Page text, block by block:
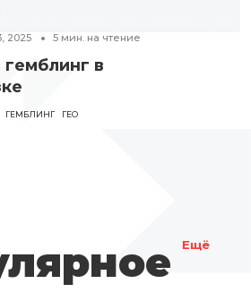
2025 5 мин. на чтение
в
ГЕМБЛИНГ ГЕО
Ещё